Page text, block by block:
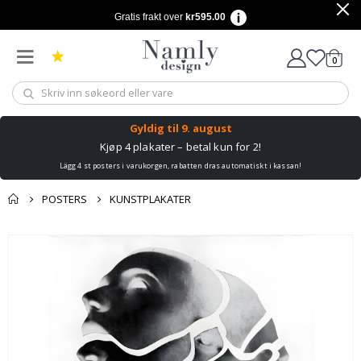
Gratis frakt over kr595.00
0varer
Gyldig til 9. august
Kjøp 4 plakater – betal kun for 2!
Lägg 4 st posters i varukorgen, rabatten dras automatiskt i kassan!
POSTERS KUNSTPLAKATER
produkter